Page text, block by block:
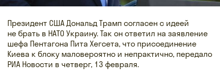
Президент США Дональд Трамп согласен с идеей
не брать в НАТО Украину. Так он ответил на заявление
шефа Пентагона Пита Хегсета, что присоединение
Киева к блоку маловероятно и непрактично, передало
РИА Новости в четверг, 13 февраля.